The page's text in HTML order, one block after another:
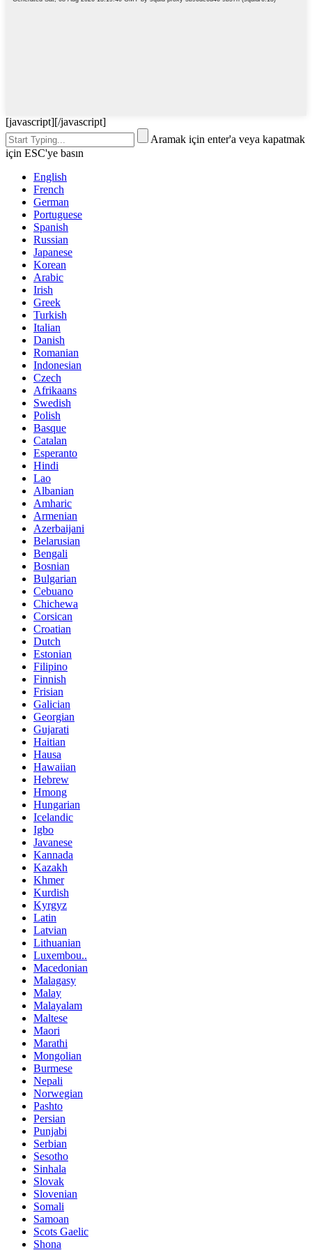
[javascript][/javascript]
Aramak için enter'a veya kapatmak
için ESC'ye basın
English
French
German
Portuguese
Spanish
Russian
Japanese
Korean
Arabic
Irish
Greek
Turkish
Italian
Danish
Romanian
Indonesian
Czech
Afrikaans
Swedish
Polish
Basque
Catalan
Esperanto
Hindi
Lao
Albanian
Amharic
Armenian
Azerbaijani
Belarusian
Bengali
Bosnian
Bulgarian
Cebuano
Chichewa
Corsican
Croatian
Dutch
Estonian
Filipino
Finnish
Frisian
Galician
Georgian
Gujarati
Haitian
Hausa
Hawaiian
Hebrew
Hmong
Hungarian
Icelandic
Igbo
Javanese
Kannada
Kazakh
Khmer
Kurdish
Kyrgyz
Latin
Latvian
Lithuanian
Luxembou..
Macedonian
Malagasy
Malay
Malayalam
Maltese
Maori
Marathi
Mongolian
Burmese
Nepali
Norwegian
Pashto
Persian
Punjabi
Serbian
Sesotho
Sinhala
Slovak
Slovenian
Somali
Samoan
Scots Gaelic
Shona